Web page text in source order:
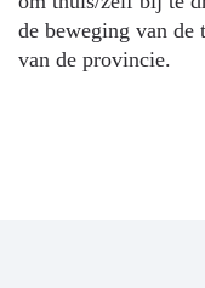
de beweging van de
van de provincie.